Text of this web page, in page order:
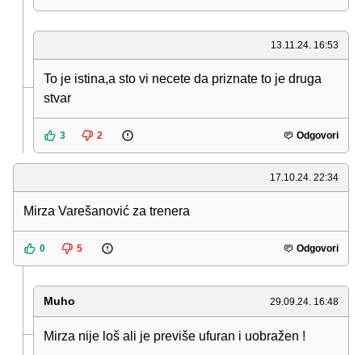
13.11.24. 16:53
To je istina,a sto vi necete da priznate to je druga
stvar
3 2 Odgovori
17.10.24. 22:34
Mirza Varešanović za trenera
0 5 Odgovori
Muho 29.09.24. 16:48
Mirza nije loš ali je previše ufuran i uobražen !